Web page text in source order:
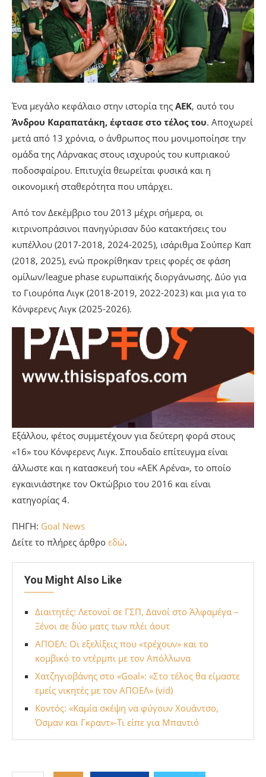
Ένα μεγάλο κεφάλαιο στην ιστορία της ΑΕΚ, αυτό του
Άνδρου Καραπατάκη, έφτασε στο τέλος του. Αποχωρεί
μετά από 13 χρόνια, ο άνθρωπος που μονιμοποίησε την
ομάδα της Λάρνακας στους ισχυρούς του κυπριακού
ποδοσφαίρου. Επιτυχία θεωρείται φυσικά και η
οικονομική σταθερότητα που υπάρχει.
Από τον Δεκέμβριο του 2013 μέχρι σήμερα, οι
κιτρινοπράσινοι πανηγύρισαν δύο κατακτήσεις του
κυπέλλου (2017-2018, 2024-2025), ισάριθμα Σούπερ Καπ
(2018, 2025), ενώ προκρίθηκαν τρεις φορές σε φάση
ομίλων/league phase ευρωπαϊκής διοργάνωσης. Δύο για
το Γιουρόπα Λιγκ (2018-2019, 2022-2023) και μια για το
Κόνφερενς Λιγκ (2025-2026).
Εξάλλου, φέτος συμμετέχουν για δεύτερη φορά στους
«16» του Κόνφερενς Λιγκ. Σπουδαίο επίτευγμα είναι
άλλωστε και η κατασκευή του «ΑΕΚ Αρένα», το οποίο
εγκαινιάστηκε τον Οκτώβριο του 2016 και είναι
κατηγορίας 4.
ΠΗΓΗ: Goal News
Δείτε το πλήρες άρθρο εδώ.
You Might Also Like
Διαιτητές: Λετονοί σε ΓΣΠ, Δανοί στο Άλφαμέγα –
Ξένοι σε δύο ματς των πλέι άουτ
ΑΠΟΕΛ: Οι εξελίξεις που «τρέχουν» και το
κομβικό το ντέρμπι με τον Απόλλωνα
Χατζηγιοβάνης στο «Goal»: «Στο τέλος θα είμαστε
εμείς νικητές με τον ΑΠΟΕΛ» (vid)
Κοντός: «Καμία σκέψη να φύγουν Χουάντσο,
Όσμαν και Γκραντ»-Τι είπε για Μπαντιό